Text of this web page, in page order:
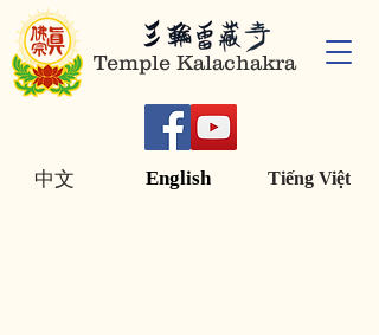
Temple Kalachakra
English Tiếng Việt
中文